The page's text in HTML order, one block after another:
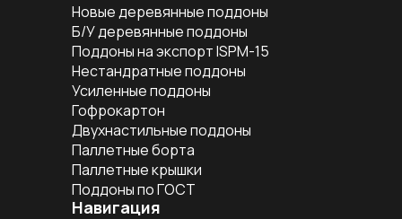
Новые деревянные поддоны
Б/У деревянные поддоны
Поддоны на экспорт ISPM-15
Нестандратные поддоны
Усиленные поддоны
Гофрокартон
Двухнастильные поддоны
Паллетные борта
Паллетные крышки
Поддоны по ГОСТ
Навигация